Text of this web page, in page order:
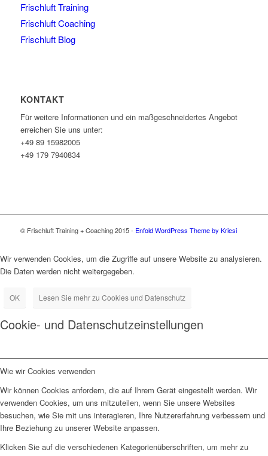
Frischluft Training
Frischluft Coaching
Frischluft Blog
KONTAKT
Für weitere Informationen und ein maßgeschneidertes Angebot
erreichen Sie uns unter:
+49 89 15982005
+49 179 7940834
© Frischluft Training + Coaching 2015 - Enfold WordPress Theme by Kriesi
Wir verwenden Cookies, um die Zugriffe auf unsere Website zu analysieren.
Die Daten werden nicht weitergegeben.
OK Lesen Sie mehr zu Cookies und Datenschutz
Cookie- und Datenschutzeinstellungen
Wie wir Cookies verwenden
Wir können Cookies anfordern, die auf Ihrem Gerät eingestellt werden. Wir
verwenden Cookies, um uns mitzuteilen, wenn Sie unsere Websites
besuchen, wie Sie mit uns interagieren, Ihre Nutzererfahrung verbessern und
Ihre Beziehung zu unserer Website anpassen.
Klicken Sie auf die verschiedenen Kategorienüberschriften, um mehr zu